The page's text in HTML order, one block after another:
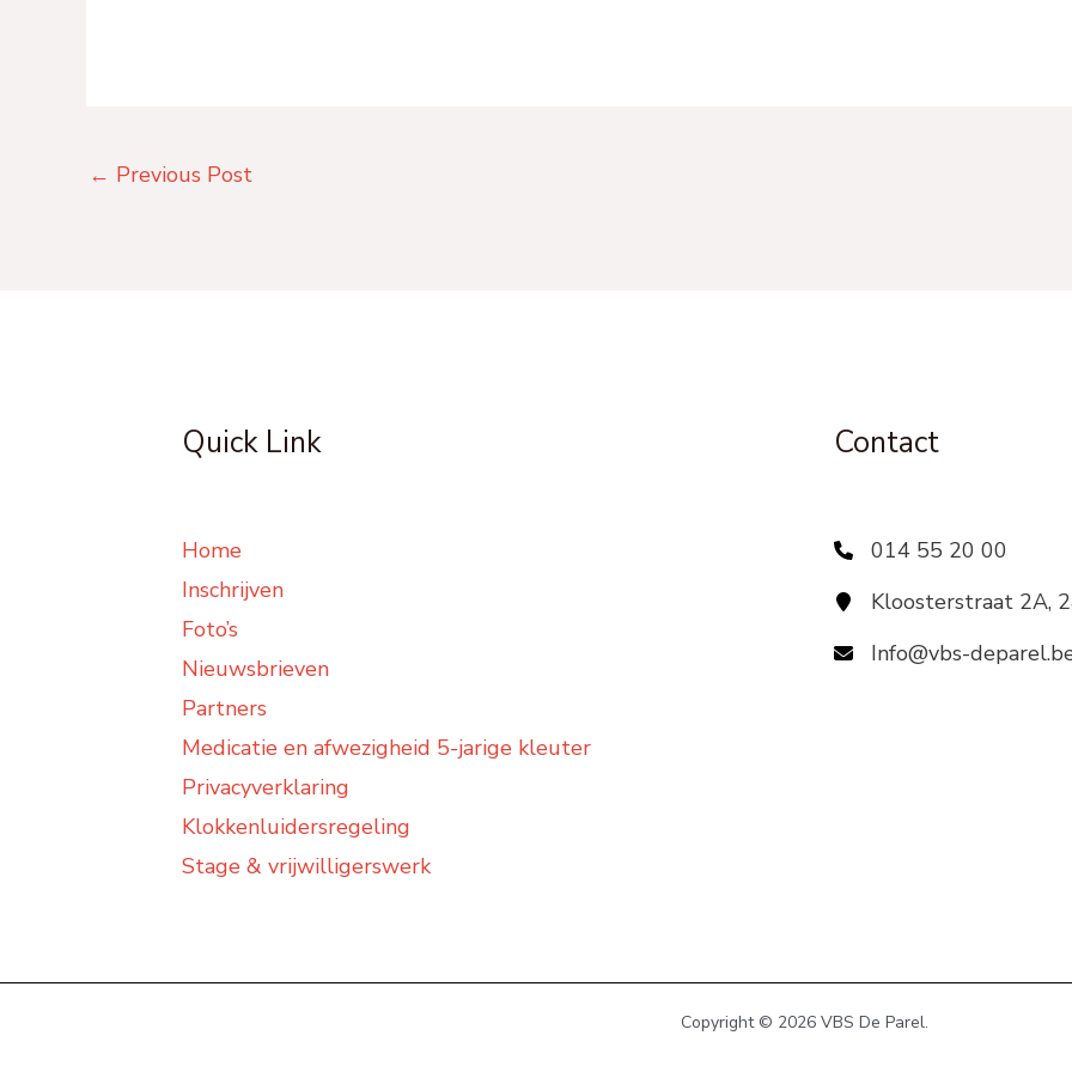
← Previous Post
Quick Link
Home
Inschrijven
Foto’s
Nieuwsbrieven
Partners
Medicatie en afwezigheid 5-jarige kleuter
Privacyverklaring
Klokkenluidersregeling
Stage & vrijwilligerswerk
Contact
014 55 20 00
Kloosterstraat 2A,
Info@vbs-
Copyright © 2026 VBS De Parel.